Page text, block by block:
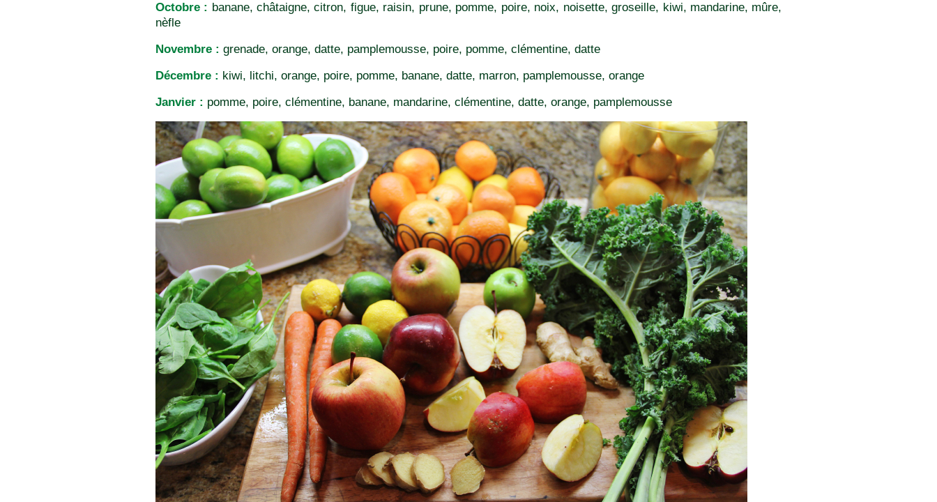
Octobre : banane, châtaigne, citron, figue, raisin, prune, pomme, poire, noix, noisette, groseille, kiwi, mandarine, mûre,
nèfle
Novembre : grenade, orange, datte, pamplemousse, poire, pomme, clémentine, datte
Décembre : kiwi, litchi, orange, poire, pomme, banane, datte, marron, pamplemousse, orange
Janvier : pomme, poire, clémentine, banane, mandarine, clémentine, datte, orange, pamplemousse